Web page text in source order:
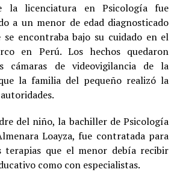
la licenciatura en Psicología fue
a un menor de edad diagnosticado
se encontraba bajo su cuidado en el
en Perú. Los hechos quedaron
cámaras de videovigilancia de la
la familia del pequeño realizó la
del niño, la bachiller de Psicología
Loayza, fue contratada para
terapias que el menor debía recibir
como con especialistas.